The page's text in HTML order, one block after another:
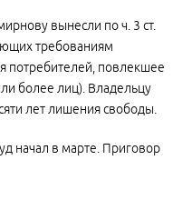
вынесли по ч. 3 ст.
требованиям
потребителей, повлекшее
более лиц). Владельцу
лет лишения свободы.
начал в марте. Приговор